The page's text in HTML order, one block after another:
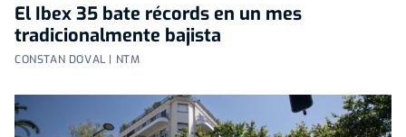
El Ibex 35 bate récords en un mes
tradicionalmente bajista
CONSTAN DOVAL | NTM